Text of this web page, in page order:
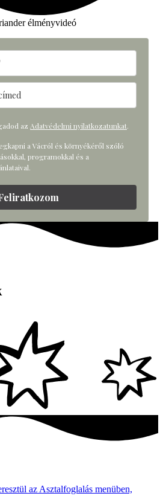
élményvideó
az Adatvédelmi nyilatkozatunkat.
a Vácról és környékéről szóló
programokkal és a
az Asztalfoglalás menüben,